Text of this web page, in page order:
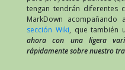
tengan tendrán diferentes
MarkDown
sección Wiki, que también
ahora con una ligera
rápidamente sobre nuestro